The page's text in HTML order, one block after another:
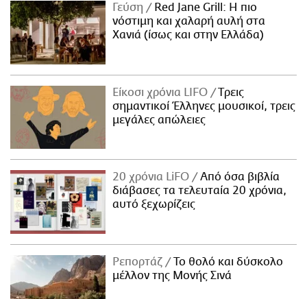
Γεύση
Red Jane Grill: Η πιο
νόστιμη και χαλαρή αυλή στα
Χανιά (ίσως και στην Ελλάδα)
Είκοσι χρόνια LIFO
Tρεις
σημαντικοί Έλληνες μουσικοί, τρεις
μεγάλες απώλειες
20 χρόνια LiFO
Από όσα βιβλία
διάβασες τα τελευταία 20 χρόνια,
αυτό ξεχωρίζεις
Ρεπορτάζ
Το θολό και δύσκολο
μέλλον της Μονής Σινά